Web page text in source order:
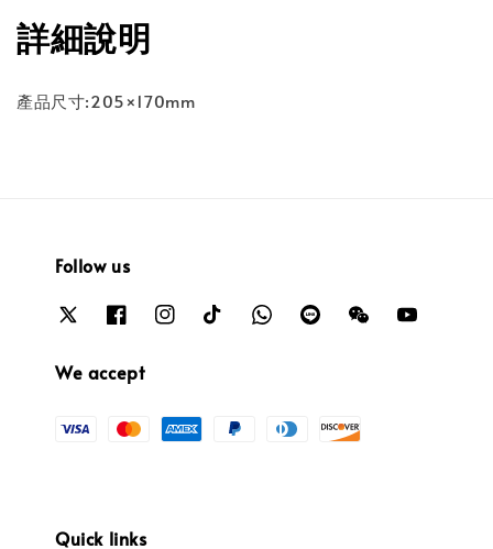
詳細說明
產品尺寸:205×170mm
Follow us
We accept
Quick links